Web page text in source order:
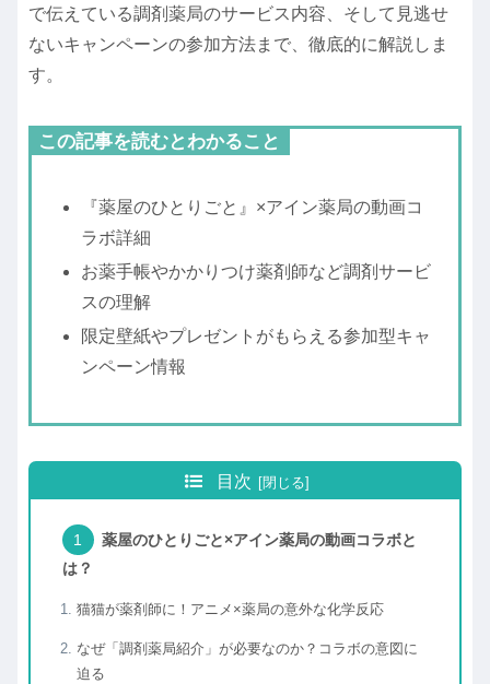
で伝えている調剤薬局のサービス内容、そして見逃せ
ないキャンペーンの参加方法まで、徹底的に解説しま
す。
この記事を読むとわかること
『薬屋のひとりごと』×アイン薬局の動画コ
ラボ詳細
お薬手帳やかかりつけ薬剤師など調剤サービ
スの理解
限定壁紙やプレゼントがもらえる参加型キャ
ンペーン情報
目次
薬屋のひとりごと×アイン薬局の動画コラボと
は？
猫猫が薬剤師に！アニメ×薬局の意外な化学反応
なぜ「調剤薬局紹介」が必要なのか？コラボの意図に
迫る